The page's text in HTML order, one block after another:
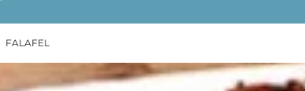
FALAFEL